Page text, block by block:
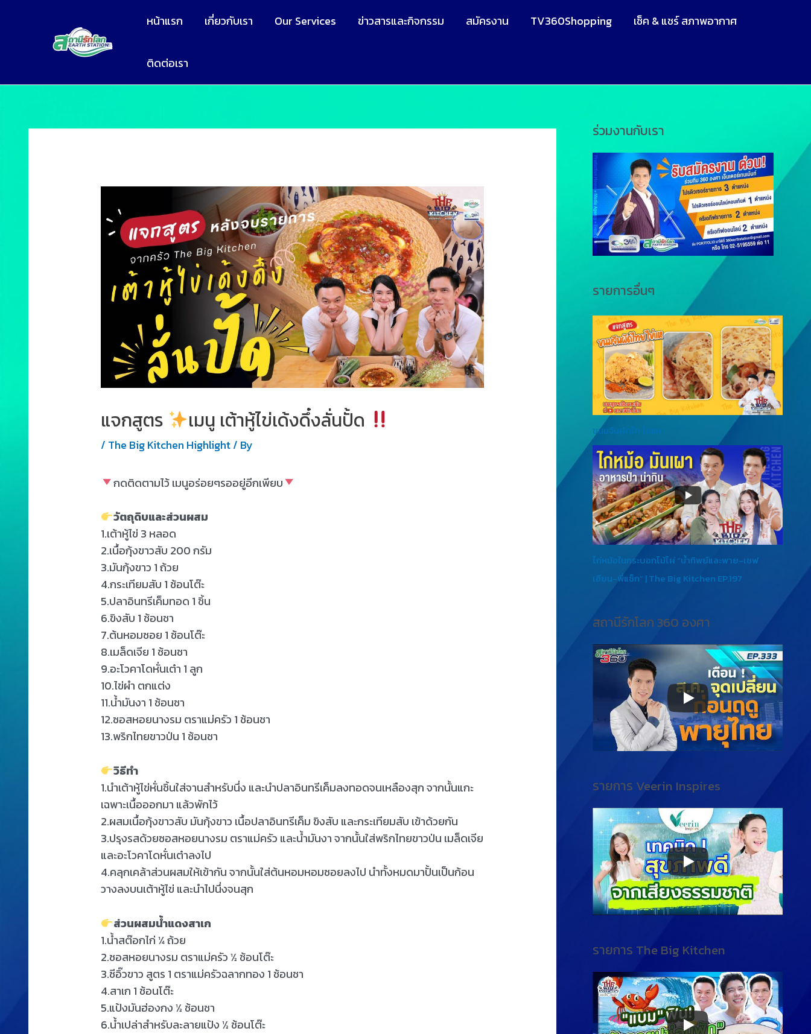
หน้าแรก เกี่ยวกับเรา Our Services ข่าวสารและกิจกรรม สมัครงาน TV360Shopping เช็ค & แชร์ สภาพอากาศ
ติดต่อเรา
แจกสูตร เมนู เต้าหู้ไข่เด้งดึ๋งลั่นปั้ด
/ The Big Kitchen Highlight/ By
กดติดตามไว้ เมนูอร่อยๆรออยู่อีกเพียบ
วัตถุดิบและส่วนผสม
1.เต้าหู้ไข่ 3 หลอด
2.เนื้อกุ้งขาวสับ 200 กรัม
3.มันกุ้งขาว 1 ถ้วย
4.กระเทียมสับ 1 ช้อนโต๊ะ
5.ปลาอินทรีเค็มทอด 1 ชิ้น
6.ขิงสับ 1 ช้อนชา
7.ต้นหอมซอย 1 ช้อนโต๊ะ
8.เมล็ดเจีย 1 ช้อนชา
9.อะโวคาโดหั่นเต๋า 1 ลูก
10.ไข่ผำ ตกแต่ง
11.น้ำมันงา 1 ช้อนชา
12.ซอสหอยนางรม ตราแม่ครัว 1 ช้อนชา
13.พริกไทยขาวป่น 1 ช้อนชา
วิธีทำ
1.นำเต้าหู้ไข่หั่นชิ้นใส่จานสำหรับนึ่ง และนำปลาอินทรีเค็มลงทอดจนเหลืองสุก จากนั้นแกะ
เฉพาะเนื้อออกมา แล้วพักไว้
2.ผสมเนื้อกุ้งขาวสับ มันกุ้งขาว เนื้อปลาอินทรีเค็ม ขิงสับ และกระเทียมสับ เข้าด้วยกัน
3.ปรุงรสด้วยซอสหอยนางรม ตราแม่ครัว และน้ำมันงา จากนั้นใส่พริกไทยขาวป่น เมล็ดเจีย
และอะโวคาโดหั่นเต๋าลงไป
4.คลุกเคล้าส่วนผสมให้เข้ากัน จากนั้นใส่ต้นหอมหอมซอยลงไป นำทั้งหมดมาปั้นเป็นก้อน
วางลงบนเต้าหู้ไข่ และนำไปนึ่งจนสุก
ส่วนผสมน้ำแดงสาเก
1.น้ำสต๊อกไก่ ¼ ถ้วย
2.ซอสหอยนางรม ตราแม่ครัว ½ ช้อนโต๊ะ
3.ซีอิ๊วขาว สูตร 1 ตราแม่ครัวฉลากทอง 1 ช้อนชา
4.สาเก 1 ช้อนโต๊ะ
5.แป้งมันฮ่องกง ½ ช้อนชา
6.น้ำเปล่าสำหรับละลายแป้ง ½ ช้อนโต๊ะ
ร่วมงานกับเรา
รายการอื่นๆ
ขนมจีนผัดไท ไข่แห
ไก่หม้อในกระบอกไม้ไผ่ “น้ำทิพย์และพาย-เชฟ
เอียน-พี่แซ็ก” | The Big Kitchen EP.197
สถานีรักโลก 360 องศา
รายการ Veerin Inspires
รายการ The Big Kitchen